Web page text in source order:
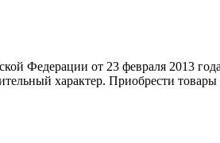
Федерации от 23 февраля 2013
характер. Приобрести